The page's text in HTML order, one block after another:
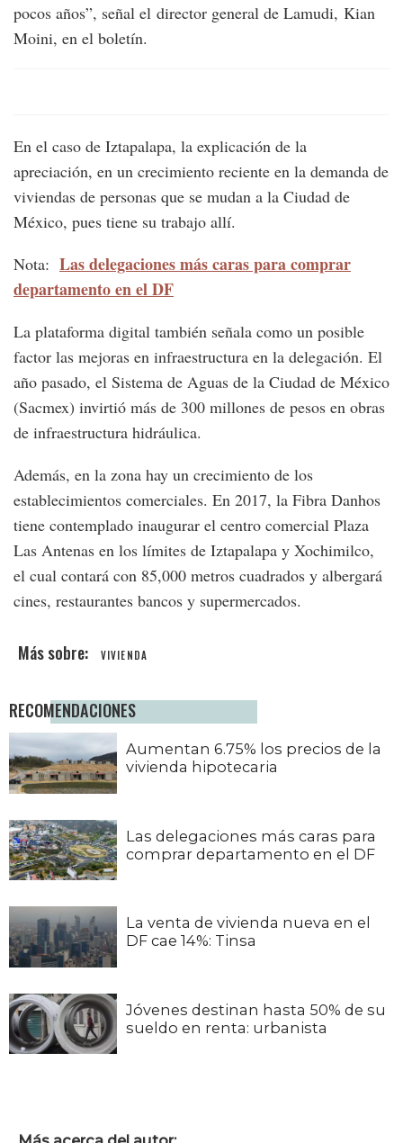
pocos años”, señal el director general de Lamudi, Kian
Moini, en el boletín.
En el caso de Iztapalapa, la explicación de la
apreciación, en un crecimiento reciente en la demanda de
viviendas de personas que se mudan a la Ciudad de
México, pues tiene su trabajo allí.
Nota: Las delegaciones más caras para comprar
departamento en el DF
La plataforma digital también señala como un posible
factor las mejoras en infraestructura en la delegación. El
año pasado, el Sistema de Aguas de la Ciudad de México
(Sacmex) invirtió más de 300 millones de pesos en obras
de infraestructura hidráulica.
Además, en la zona hay un crecimiento de los
establecimientos comerciales. En 2017, la Fibra Danhos
tiene contemplado inaugurar el centro comercial Plaza
Las Antenas en los límites de Iztapalapa y Xochimilco,
el cual contará con 85,000 metros cuadrados y albergará
cines, restaurantes bancos y supermercados.
VIVIENDA
RECOMENDACIONES
Aumentan 6.75% los precios de la
vivienda hipotecaria
Las delegaciones más caras para
comprar departamento en el DF
La venta de vivienda nueva en el
DF cae 14%: Tinsa
Jóvenes destinan hasta 50% de su
sueldo en renta: urbanista